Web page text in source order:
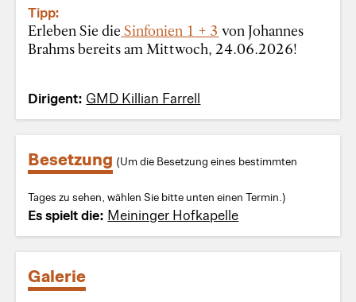
Tipp:
Erleben Sie dieSinfonien 1 + 3 von Johannes
Brahms bereits am Mittwoch, 24.06.2026!
Dirigent: GMD Killian Farrell
Besetzung (Um die Besetzung eines bestimmten
Tages zu sehen, wählen Sie bitte unten einen Termin.)
Es spielt die: Meininger Hofkapelle
Galerie